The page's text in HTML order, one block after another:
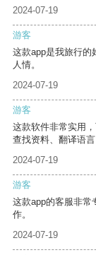
2024-07-19
游客
这款app是我旅行的
人情。
2024-07-19
游客
这款软件非常实用
查找资料、翻译语言
2024-07-19
游客
这款app的客服非常
作。
2024-07-19